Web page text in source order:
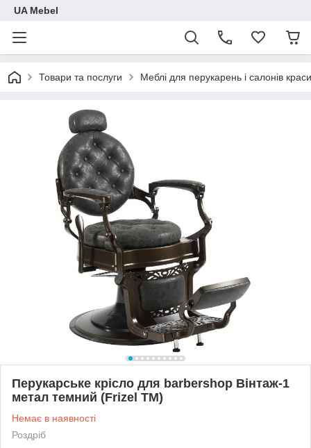
UA Mebel
Товари та послуги Меблі для перукарень і салонів краси
Перукарське крісло для barbershop Вінтаж-1
метал темний (Frizel TM)
Немає в наявності
Роздріб